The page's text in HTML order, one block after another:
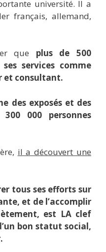
université. Il a
français, allemand,
que plus de 500
services comme
et consultant.
des exposés et des
000 personnes
il a découvert une
tous ses efforts sur
et de l’accomplir
est LA clef
bon statut social,